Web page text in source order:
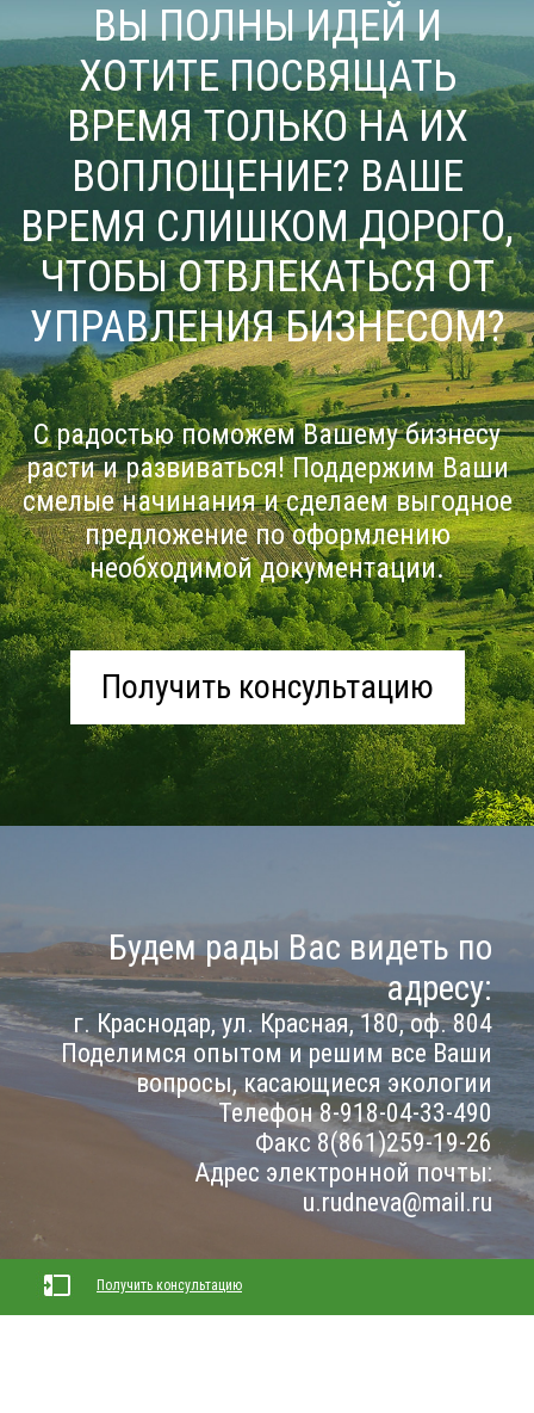
ВЫ ПОЛНЫ ИДЕЙ И
ХОТИТЕ ПОСВЯЩАТЬ
ВРЕМЯ ТОЛЬКО НА ИХ
ВОПЛОЩЕНИЕ? ВАШЕ
ВРЕМЯ СЛИШКОМ ДОРОГО,
ЧТОБЫ ОТВЛЕКАТЬСЯ ОТ
УПРАВЛЕНИЯ БИЗНЕСОМ?
С радостью поможем Вашему бизнесу
расти и развиваться! Поддержим Ваши
смелые начинания и сделаем выгодное
предложение по оформлению
необходимой документации.
Получить консультацию
Будем рады Вас видеть по
адресу:
г. Краснодар, ул. Красная, 180, оф. 804
Поделимся опытом и решим все Ваши
вопросы, касающиеся экологии
Телефон 8-918-04-33-490
Факс 8(861)259-19-26
Адрес электронной почты:
u.rudneva@mail.ru
Получить консультацию